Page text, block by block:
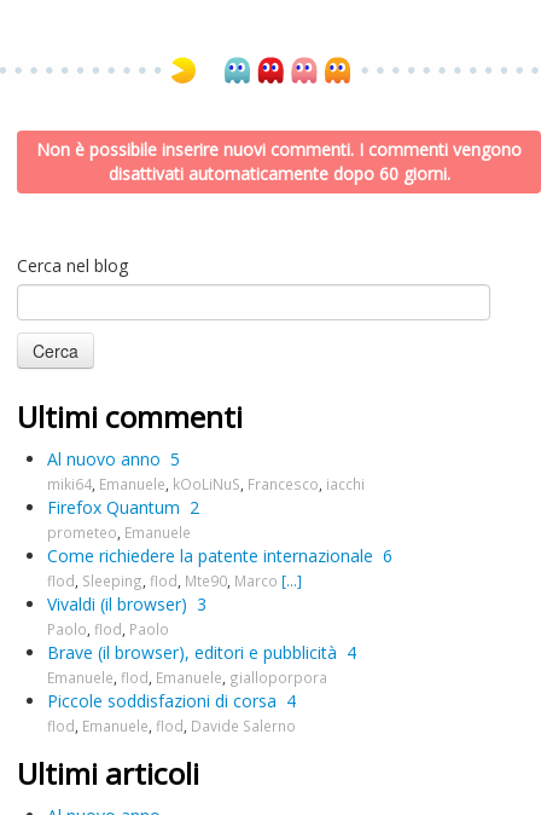
connessioni
Non è possibile inserire nuovi commenti. I commenti vengono
disattivati automaticamente dopo 60 giorni.
Cerca nel blog
Ultimi commenti
Al nuovo anno 5
miki64 Emanuele kOoLiNuS Francesco iacchi
Firefox Quantum 2
prometeo Emanuele
Come richiedere la patente internazionale 6
flod Sleeping flod Mte90 Marco [...]
Vivaldi (il browser) 3
Paolo flod Paolo
Brave (il browser), editori e pubblicità 4
Emanuele flod Emanuele gialloporpora
Piccole soddisfazioni di corsa 4
flod Emanuele flod Davide Salerno
Ultimi articoli